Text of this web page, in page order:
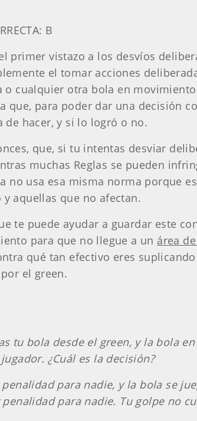
B
primer vistazo a los desvíos
el tomar acciones
o cualquier otra bola en
que, para poder dar una decisión
de hacer, y si lo logró o no.
que, si tu intentas desviar
muchas Reglas se pueden
no usa esa misma norma porque
aquellas que no afectan.
te puede ayudar a guardar este
para que no llegue a un área
qué tan efectivo eres suplicando
el green.
tu bola desde el green, y la bola
¿Cuál es la decisión?
penalidad para nadie, y la bola se
penalidad para nadie. Tu golpe no